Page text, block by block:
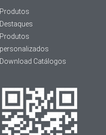
Produtos
Destaques
Produtos
personalizados
Download Catálogos